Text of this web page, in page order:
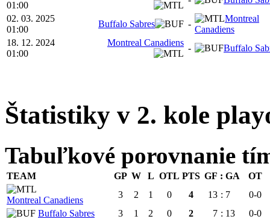
01:00
02. 03. 2025
01:00
Buffalo Sabres -
Montreal
Canadiens
18. 12. 2024
01:00
Montreal Canadiens
- Buffalo
Štatistiky v 2. kole
Tabuľkové porovnanie
TEAM GP W L OTL PTS GF : GA OT
Montreal Canadiens
3 2 1 0 4 13 : 7
0-0
Buffalo Sabres
3 1 2 0 2 7 : 13 0-0